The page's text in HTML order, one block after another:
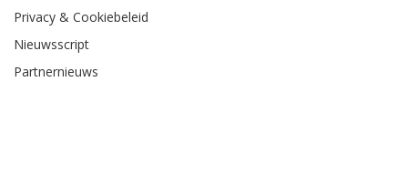
Privacy & Cookiebeleid
Nieuwsscript
Partnernieuws